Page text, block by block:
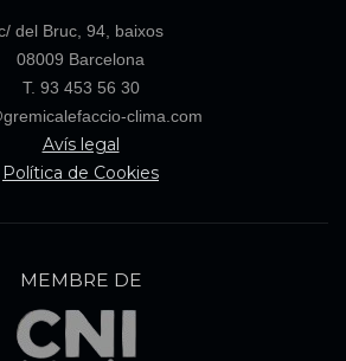
del Bruc, 94, baixos
08009 Barcelona
T. 93 453 56 30
clima.com
Avís legal
Política de Cookies
MEMBRE DE